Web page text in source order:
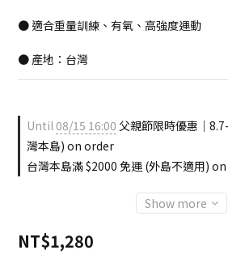
● 適合重量訓練、有氧、高強度運動
● 產地：台灣
Until08/15 16:00 父親節限時優惠｜
灣本島) on order
台灣本島滿 $2000 免運 (外島不適用)
Show more
NT$1,280